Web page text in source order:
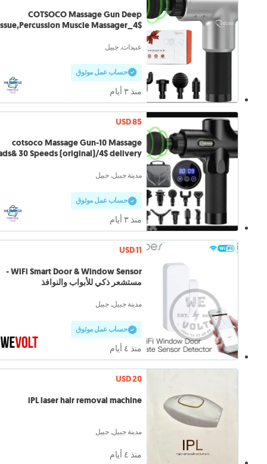
COTSOCO Massage Gun Deep
Muscle Massager_4$
عبيدات, جبيل
حساب عمل موثوق
منذ ٣ أيام
USD 85
cotsoco Massage Gun-10 Massage
30 Speeds (original)/4$ delivery
مدينة جبيل, جبيل
حساب عمل موثوق
منذ ٣ أيام
USD 11
WiFi Smart Door & Window Sensor -
مستشعر ذكي للأبواب والنوافذ
مدينة جبيل, جبيل
حساب عمل موثوق
منذ ٤ أيام
USD 20
iPL laser hair removal machine
مدينة جبيل, جبيل
منذ ٤ أيام